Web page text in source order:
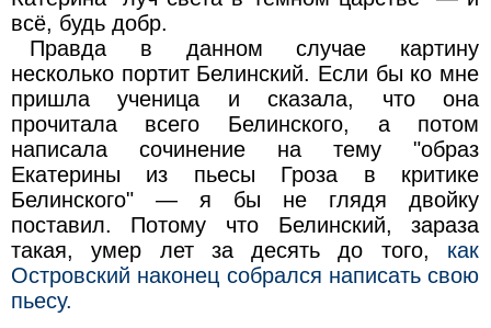
всё, будь добр.
Правда в данном случае картину
несколько портит Белинский. Если бы ко мне
пришла ученица и сказала, что она
прочитала всего Белинского, а потом
написала сочинение на тему "образ
Екатерины из пьесы Гроза в критике
Белинского" — я бы не глядя двойку
поставил. Потому что Белинский, зараза
такая, умер лет за десять до того, как
Островский наконец собрался написать свою
пьесу.